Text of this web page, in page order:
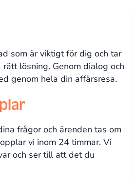
som är viktigt för dig och tar
lösning. Genom dialog och
genom hela din affärsresa.
frågor och ärenden tas om
vi inom 24 timmar. Vi
och ser till att det du